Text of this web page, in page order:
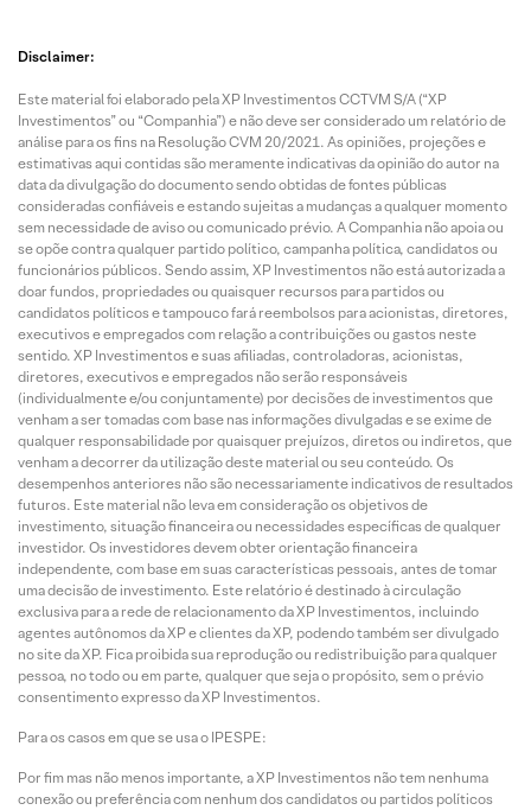
Disclaimer:
Este material foi elaborado pela XP Investimentos CCTVM S/A (“XP
Investimentos” ou “Companhia”) e não deve ser considerado um relatório de
análise para os fins na Resolução CVM 20/2021. As opiniões, projeções e
estimativas aqui contidas são meramente indicativas da opinião do autor na
data da divulgação do documento sendo obtidas de fontes públicas
consideradas confiáveis e estando sujeitas a mudanças a qualquer momento
sem necessidade de aviso ou comunicado prévio. A Companhia não apoia ou
se opõe contra qualquer partido político, campanha política, candidatos ou
funcionários públicos. Sendo assim, XP Investimentos não está autorizada a
doar fundos, propriedades ou quaisquer recursos para partidos ou
candidatos políticos e tampouco fará reembolsos para acionistas, diretores,
executivos e empregados com relação a contribuições ou gastos neste
sentido. XP Investimentos e suas afiliadas, controladoras, acionistas,
diretores, executivos e empregados não serão responsáveis
(individualmente e/ou conjuntamente) por decisões de investimentos que
venham a ser tomadas com base nas informações divulgadas e se exime de
qualquer responsabilidade por quaisquer prejuízos, diretos ou indiretos, que
venham a decorrer da utilização deste material ou seu conteúdo. Os
desempenhos anteriores não são necessariamente indicativos de resultados
futuros. Este material não leva em consideração os objetivos de
investimento, situação financeira ou necessidades específicas de qualquer
investidor. Os investidores devem obter orientação financeira
independente, com base em suas características pessoais, antes de tomar
uma decisão de investimento. Este relatório é destinado à circulação
exclusiva para a rede de relacionamento da XP Investimentos, incluindo
agentes autônomos da XP e clientes da XP, podendo também ser divulgado
no site da XP. Fica proibida sua reprodução ou redistribuição para qualquer
pessoa, no todo ou em parte, qualquer que seja o propósito, sem o prévio
consentimento expresso da XP Investimentos.
Para os casos em que se usa o IPESPE:
Por fim mas não menos importante, a XP Investimentos não tem nenhuma
conexão ou preferência com nenhum dos candidatos ou partidos políticos